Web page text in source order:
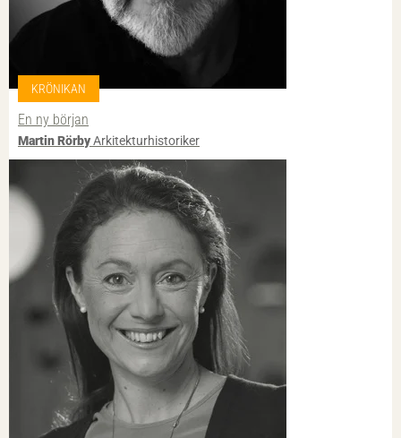
KRÖNIKAN
En ny början
Martin RörbyArkitekturhistoriker